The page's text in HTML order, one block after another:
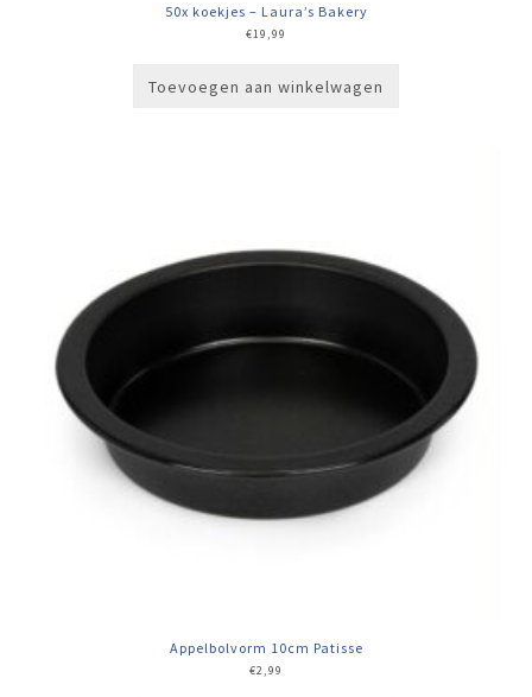
50x koekjes – Laura’s Bakery
€19,99
Toevoegen aan winkelwagen
Appelbolvorm 10cm Patisse
€2,99